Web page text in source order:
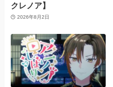
クレノア】
2026年8月2日